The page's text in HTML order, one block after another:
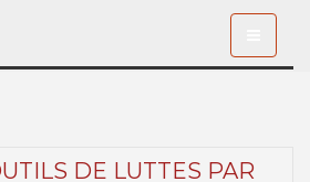
DE LUTTES PAR